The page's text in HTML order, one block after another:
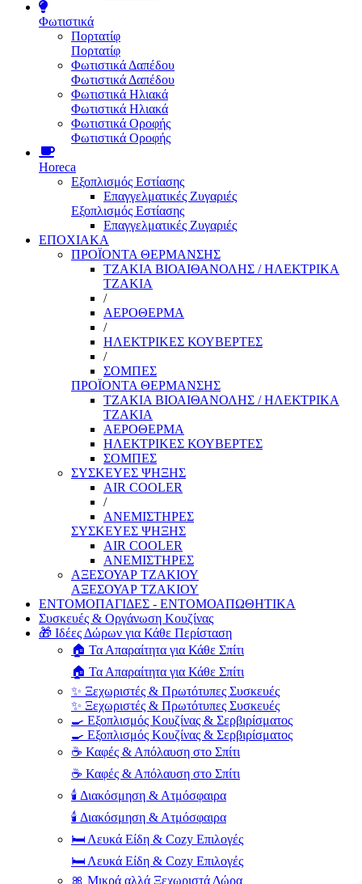
Φωτιστικά
Πορτατίφ
Πορτατίφ
Φωτιστικά Δαπέδου
Φωτιστικά Δαπέδου
Φωτιστικά Ηλιακά
Φωτιστικά Ηλιακά
Φωτιστικά Οροφής
Φωτιστικά Οροφής
Horeca
Εξοπλισμός Εστίασης
Επαγγελματικές Ζυγαριές
Εξοπλισμός Εστίασης
Επαγγελματικές Ζυγαριές
ΕΠΟΧΙΑΚΑ
ΠΡΟΪΟΝΤΑ ΘΕΡΜΑΝΣΗΣ
ΤΖΑΚΙΑ ΒΙΟΑΙΘΑΝΟΛΗΣ / ΗΛΕΚΤΡΙΚΑ
ΤΖΑΚΙΑ
/
ΑΕΡΟΘΕΡΜΑ
/
ΗΛΕΚΤΡΙΚΕΣ ΚΟΥΒΕΡΤΕΣ
/
ΣΟΜΠΕΣ
ΠΡΟΪΟΝΤΑ ΘΕΡΜΑΝΣΗΣ
ΤΖΑΚΙΑ ΒΙΟΑΙΘΑΝΟΛΗΣ / ΗΛΕΚΤΡΙΚΑ
ΤΖΑΚΙΑ
ΑΕΡΟΘΕΡΜΑ
ΗΛΕΚΤΡΙΚΕΣ ΚΟΥΒΕΡΤΕΣ
ΣΟΜΠΕΣ
ΣΥΣΚΕΥΕΣ ΨΗΞΗΣ
AIR COOLER
/
ΑΝΕΜΙΣΤΗΡΕΣ
ΣΥΣΚΕΥΕΣ ΨΗΞΗΣ
AIR COOLER
ΑΝΕΜΙΣΤΗΡΕΣ
ΑΞΕΣΟΥΑΡ ΤΖΑΚΙΟΥ
ΑΞΕΣΟΥΑΡ ΤΖΑΚΙΟΥ
ΕΝΤΟΜΟΠΑΓΙΔΕΣ - ΕΝΤΟΜΟΑΠΩΘΗΤΙΚΑ
Συσκευές & Οργάνωση Κουζίνας
🎁 Ιδέες Δώρων για Κάθε Περίσταση
🏠 Τα Απαραίτητα για Κάθε Σπίτι
🏠 Τα Απαραίτητα για Κάθε Σπίτι
✨ Ξεχωριστές & Πρωτότυπες Συσκευές
✨ Ξεχωριστές & Πρωτότυπες Συσκευές
🍳 Εξοπλισμός Κουζίνας & Σερβιρίσματος
🍳 Εξοπλισμός Κουζίνας & Σερβιρίσματος
☕ Καφές & Απόλαυση στο Σπίτι
☕ Καφές & Απόλαυση στο Σπίτι
🕯️ Διακόσμηση & Ατμόσφαιρα
🕯️ Διακόσμηση & Ατμόσφαιρα
🛏️ Λευκά Είδη & Cozy Επιλογές
🛏️ Λευκά Είδη & Cozy Επιλογές
🎀 Μικρά αλλά Ξεχωριστά Δώρα